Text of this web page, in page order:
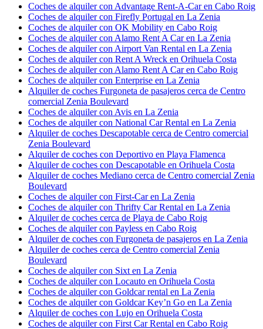
Coches de alquiler con Advantage Rent-A-Car en Cabo Roig
Coches de alquiler con Firefly Portugal en La Zenia
Coches de alquiler con OK Mobility en Cabo Roig
Coches de alquiler con Alamo Rent A Car en La Zenia
Coches de alquiler con Airport Van Rental en La Zenia
Coches de alquiler con Rent A Wreck en Orihuela Costa
Coches de alquiler con Alamo Rent A Car en Cabo Roig
Coches de alquiler con Enterprise en La Zenia
Alquiler de coches Furgoneta de pasajeros cerca de Centro
comercial Zenia Boulevard
Coches de alquiler con Avis en La Zenia
Coches de alquiler con National Car Rental en La Zenia
Alquiler de coches Descapotable cerca de Centro comercial
Zenia Boulevard
Alquiler de coches con Deportivo en Playa Flamenca
Alquiler de coches con Descapotable en Orihuela Costa
Alquiler de coches Mediano cerca de Centro comercial Zenia
Boulevard
Coches de alquiler con First-Car en La Zenia
Coches de alquiler con Thrifty Car Rental en La Zenia
Alquiler de coches cerca de Playa de Cabo Roig
Coches de alquiler con Payless en Cabo Roig
Alquiler de coches con Furgoneta de pasajeros en La Zenia
Alquiler de coches cerca de Centro comercial Zenia
Boulevard
Coches de alquiler con Sixt en La Zenia
Coches de alquiler con Locauto en Orihuela Costa
Coches de alquiler con Goldcar rental en La Zenia
Coches de alquiler con Goldcar Key’n Go en La Zenia
Alquiler de coches con Lujo en Orihuela Costa
Coches de alquiler con First Car Rental en Cabo Roig